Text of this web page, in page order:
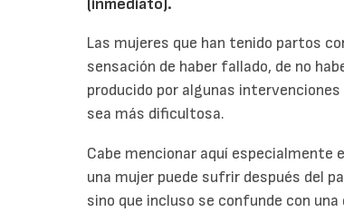
(inmediato).
Las mujeres que han tenido partos
sensación de haber fallado, de no
producido por algunas
sea más dificultosa.
Cabe mencionar aquí especialmente
una mujer puede sufrir después del
sino que incluso se confunde con